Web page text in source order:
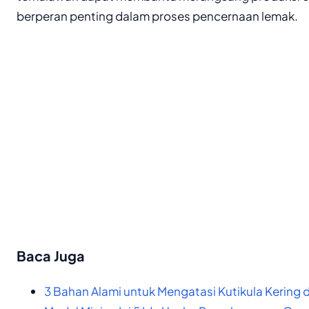
berperan penting dalam proses pencernaan lemak.
Baca Juga
3 Bahan Alami untuk Mengatasi Kutikula Kering